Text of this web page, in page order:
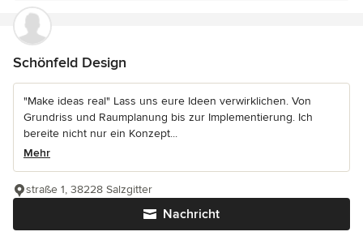
Schönfeld Design
"Make ideas real" Lass uns eure Ideen verwirklichen. Von
Grundriss und Raumplanung bis zur Implementierung. Ich
bereite nicht nur ein Konzept...
Mehr
Nachricht
straße 1, 38228 Salzgitter